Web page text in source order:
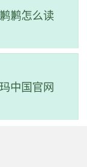
；步行313米；
地。
鹣怎么读
中国官网